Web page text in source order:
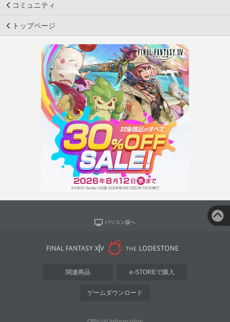
コミュニティ
トップページ
パソコン版へ
関連商品 e-STOREで購入
ゲームダウンロード